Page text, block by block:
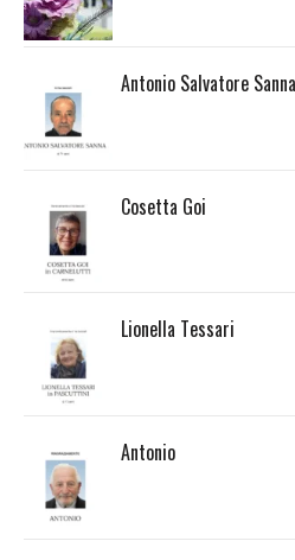
Antonio Salvatore Sanna
Cosetta Goi
Lionella Tessari
Antonio